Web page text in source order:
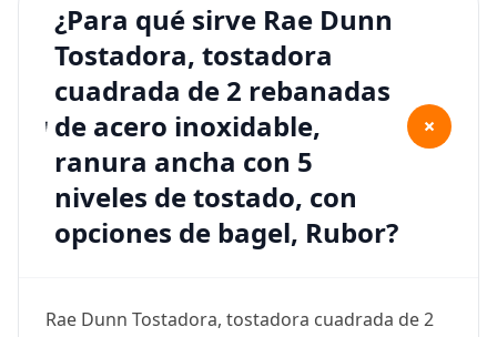
¿Para qué sirve Rae Dunn
Tostadora, tostadora
cuadrada de 2 rebanadas
de acero inoxidable,
ranura ancha con 5
niveles de tostado, con
opciones de bagel, Rubor?
+
Rae Dunn Tostadora, tostadora cuadrada de 2